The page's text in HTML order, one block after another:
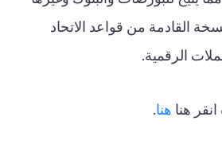
القادمة من قواعد الاتحاد
الرقمية.
هنا هنا.